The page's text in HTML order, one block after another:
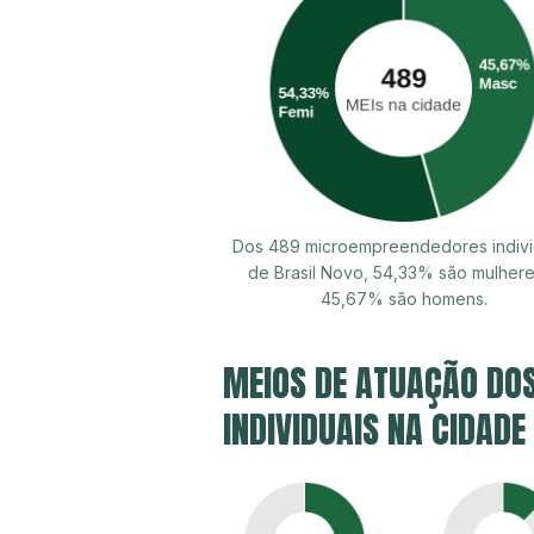
Dos 489 microempreendedores
de Brasil Novo, 54,33% são
45,67% são homens.
MEIOS DE ATUAÇÃO
INDIVIDUAIS NA